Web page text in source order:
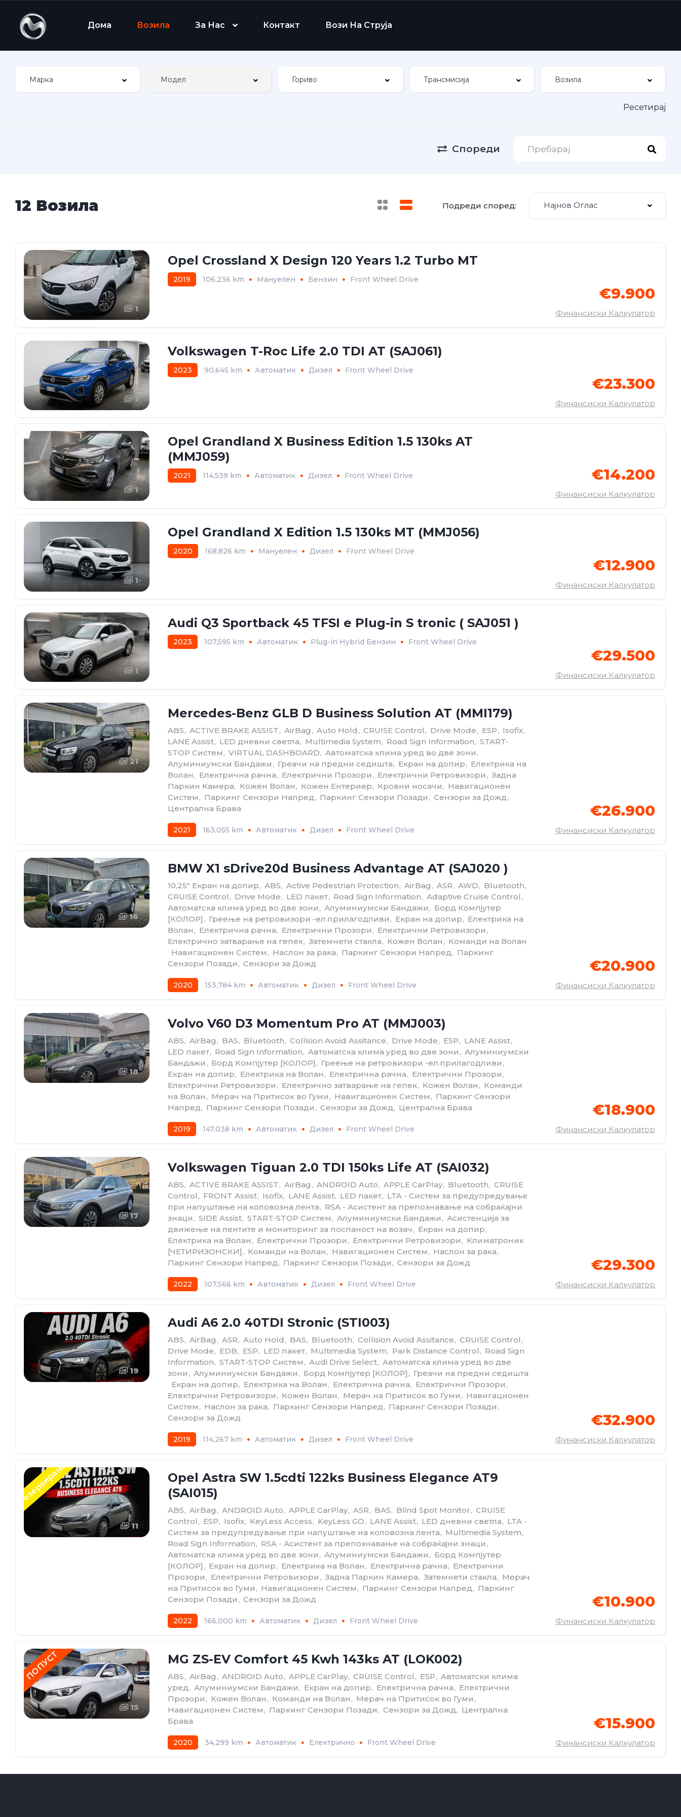
Дома Возила За Нас Контакт Вози На Струја
Ресетирај
Спореди
12 Возила Подреди според: Најнов Оглас
1
Opel Crossland X Design 120 Years 1.2 Turbo MT
2019 106,236 km Мануелен Бензин Front Wheel Drive
€9.900
Финансиски Калкулатор
1
Volkswagen T-Roc Life 2.0 TDI AT (SAJ061)
2023 90,645 km Автоматик Дизел Front Wheel Drive
€23.300
Финансиски Калкулатор
1
Opel Grandland X Business Edition 1.5 130ks AT
(MMJ059)
2021 114,539 km Автоматик Дизел Front Wheel Drive €14.200
Финансиски Калкулатор
1
Opel Grandland X Edition 1.5 130ks MT (MMJ056)
2020 168,826 km Мануелен Дизел Front Wheel Drive
€12.900
Финансиски Калкулатор
1
Audi Q3 Sportback 45 TFSI e Plug-in S tronic ( SAJ051 )
2023 107,595 km Автоматик Plug-in Hybrid Бензин Front Wheel Drive
€29.500
Финансиски Калкулатор
21
Mercedes-Benz GLB D Business Solution AT (MMI179)
ABS, ACTIVE BRAKE ASSIST, AirBag , Auto Hold , CRUISE Control , Drive Mode, ESP, Isofix,
LANE Assist, LED дневни светла, Multimedia System, Road Sign Information, START-
STOP Систем , VIRTUAL DASHBOARD, Автоматскa клима уред во две зони ,
Алуминиумски Бандажи , Греачи на предни седишта, Екран на допир, Електрика на
Волан , Електрична рачна, Електрични Прозори , Електрични Ретровизори , Задна
Паркин Камера, Кожен Волан , Кожен Ентериер, Кровни носачи , Навигационен
Систем , Паркинг Сензори Напред, Паркинг Сензори Позади , Сензори за Дожд,
Централна Брава
2021 163,055 km Автоматик Дизел Front Wheel Drive
€26.900
Финансиски Калкулатор
16
BMW X1 sDrive20d Business Advantage AT (SAJ020 )
10,25" Екран на допир, ABS, Active Pedestrian Protection, AirBag , ASR, AWD, Bluetooth,
CRUISE Control , Drive Mode, LED пакет, Road Sign Information, Аdaptive Cruise Control ,
Автоматскa клима уред во две зони , Алуминиумски Бандажи , Борд Компјутер
[КОЛОР] , Греење на ретровизори -ел.прилагодливи , Екран на допир, Електрика на
Волан , Електрична рачна, Електрични Прозори , Електрични Ретровизори ,
Електрично затварање на гепек, Затемнети стакла, Кожен Волан , Команди на Волан
Навигационен Систем , Наслон за рака, Паркинг Сензори Напред, Паркинг
Сензори Позади , Сензори за Дожд
2020 153,784 km Автоматик Дизел Front Wheel Drive
€20.900
Финансиски Калкулатор
18
Volvo V60 D3 Momentum Pro AT (MMJ003)
ABS, AirBag , BAS, Bluetooth, Collision Avoid Assitance, Drive Mode, ESP, LANE Assist,
LED пакет, Road Sign Information, Автоматскa клима уред во две зони , Алуминиумски
Бандажи , Борд Компјутер [КОЛОР] , Греење на ретровизори -ел.прилагодливи ,
Екран на допир, Електрика на Волан , Електрична рачна, Електрични Прозори ,
Електрични Ретровизори , Електрично затварање на гепек, Кожен Волан , Команди
на Волан , Мерач на Притисок во Гуми , Навигационен Систем , Паркинг Сензори
Напред, Паркинг Сензори Позади , Сензори за Дожд, Централна Брава
2019 147,038 km Автоматик Дизел Front Wheel Drive
€18.900
Финансиски Калкулатор
17
Volkswagen Tiguan 2.0 TDI 150ks Life AT (SAI032)
ABS, ACTIVE BRAKE ASSIST, AirBag , ANDROID Auto, APPLE CarPlay, Bluetooth, CRUISE
Control , FRONT Assist, Isofix, LANE Assist, LED пакет, LTA - Систем за предупредување
при напуштање на коловозна лента, RSA - Асистент за препознавање на собраќајни
знаци , SIDE Assist, START-STOP Систем , Алуминиумски Бандажи , Асистенција за
движење на лентите и мониторинг за поспаност на возач , Екран на допир,
Електрика на Волан , Електрични Прозори , Електрични Ретровизори , Климатроник
[ЧЕТИРИЗОНСКИ] , Команди на Волан , Навигационен Систем , Наслон за рака,
Паркинг Сензори Напред, Паркинг Сензори Позади , Сензори за Дожд
2022 107,566 km Автоматик Дизел Front Wheel Drive
€29.300
Финансиски Калкулатор
19
Audi A6 2.0 40TDI Stronic (STI003)
ABS, AirBag , ASR, Auto Hold , BAS, Bluetooth, Collision Avoid Assitance, CRUISE Control ,
Drive Mode, EDB, ESP, LED пакет, Multimedia System, Park Distance Control , Road Sign
Information, START-STOP Систем , Аudi Drive Select, Автоматскa клима уред во две
зони , Алуминиумски Бандажи , Борд Компјутер [КОЛОР] , Греачи на предни седишта
Екран на допир, Електрика на Волан , Електрична рачна, Електрични Прозори ,
Електрични Ретровизори , Кожен Волан , Мерач на Притисок во Гуми , Навигационен
Систем , Наслон за рака, Паркинг Сензори Напред, Паркинг Сензори Позади ,
Сензори за Дожд
2019 114,267 km Автоматик Дизел Front Wheel Drive
€32.900
Финансиски Калкулатор
Резервирано
11
Opel Astra SW 1.5cdti 122ks Business Elegance AT9
(SAI015)
ABS, AirBag , ANDROID Auto, APPLE CarPlay, ASR, BAS, Blind Spot Monitor, CRUISE
Control , ESP, Isofix, KeyLess Access, KeyLess GO, LANE Assist, LED дневни светла, LTA -
Систем за предупредување при напуштање на коловозна лента, Multimedia System,
Road Sign Information, RSA - Асистент за препознавање на собраќајни знаци ,
Автоматскa клима уред во две зони , Алуминиумски Бандажи , Борд Компјутер
[КОЛОР] , Екран на допир, Електрика на Волан , Електрична рачна, Електрични
Прозори , Електрични Ретровизори , Задна Паркин Камера, Затемнети стакла, Мерач
на Притисок во Гуми , Навигационен Систем , Паркинг Сензори Напред, Паркинг
Сензори Позади , Сензори за Дожд
2022 166,000 km Автоматик Дизел Front Wheel Drive
€10.900
Финансиски Калкулатор
ПОПУСТ
15
MG ZS-EV Comfort 45 Kwh 143ks AT (LOK002)
ABS, AirBag , ANDROID Auto, APPLE CarPlay, CRUISE Control , ESP, Автоматски клима
уред, Алуминиумски Бандажи , Екран на допир, Електрична рачна, Електрични
Прозори , Кожен Волан , Команди на Волан , Мерач на Притисок во Гуми ,
Навигационен Систем , Паркинг Сензори Позади , Сензори за Дожд, Централна
Брава
2020 34,299 km Автоматик Електрично Front Wheel Drive
€15.900
Финансиски Калкулатор